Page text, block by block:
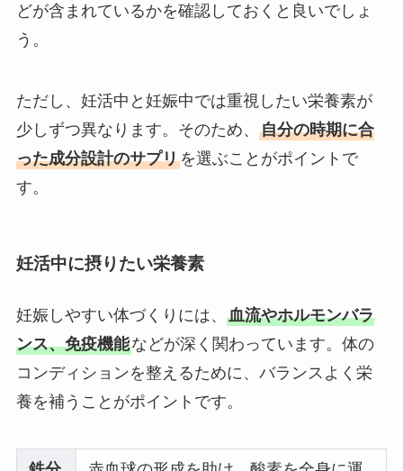
どが含まれているかを確認しておくと良いでしょ
う。
ただし、妊活中と妊娠中では重視したい栄養素が
少しずつ異なります。そのため、 自分の時期に合
った成分設計のサプリを選ぶことがポイントで
す。
妊活中に摂りたい栄養素
妊娠しやすい体づくりには、 血流やホルモンバラ
ンス、免疫機能などが深く関わっています。体の
コンディションを整えるために、バランスよく栄
養を補うことがポイントです。